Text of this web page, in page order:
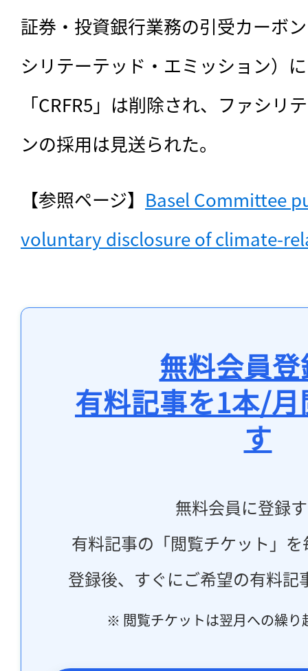
証券・投資銀行業務の引受カーボ
シリテーテッド・エミッション）
「CRFR5」は削除され、ファシリ
ンの採用は見送られた。
【参照ページ】 Basel Committee
voluntary disclosure of climate-
無料会員
有料記事を1本/
す
無料会員に登録
有料記事の「閲覧チケット」
登録後、すぐにご希望の有料記
※ 閲覧チケットは翌月への繰り